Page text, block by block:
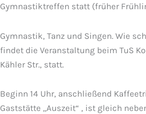
Gymnastiktreffen statt (früher
Gymnastik, Tanz und Singen. Wie
findet die Veranstaltung beim TuS
Kähler Str., statt.
Beginn 14 Uhr, anschließend
Gaststätte „Auszeit“ , ist gleich